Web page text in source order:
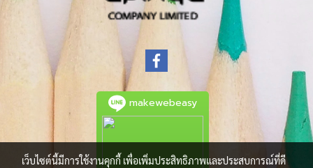
makewebeasy
เว็บไซต์นี้มีการใช้งานคุกกี้ เพื่อเพิ่มประสิทธิภาพและประสบการณ์ที่ดี